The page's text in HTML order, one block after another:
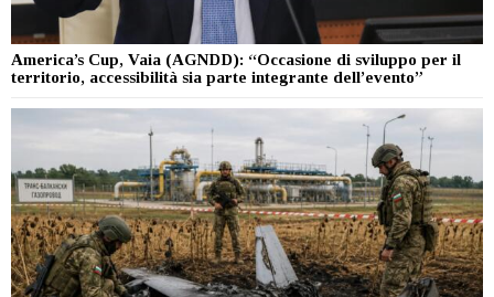
America’s Cup, Vaia (AGNDD): “Occasione di sviluppo per il
territorio, accessibilità sia parte integrante dell’evento”